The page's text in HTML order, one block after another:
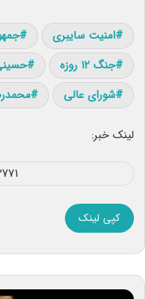
امنیت سایبری
جنگ ۱۲ روزه
شورای عالی
لینک خبر:
کپی لینک